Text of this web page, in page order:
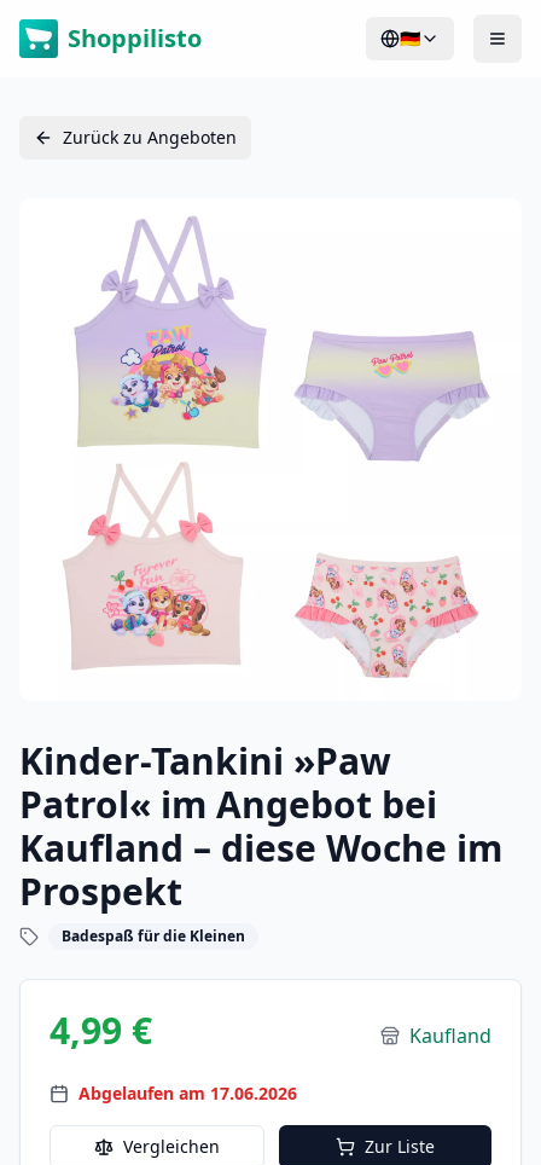
Shoppilisto 🇩🇪
Zurück zu Angeboten
Kinder-Tankini »Paw
Patrol« im Angebot bei
Kaufland – diese Woche im
Prospekt
Badespaß für die Kleinen
4,99 € Kaufland
Abgelaufen am 17.06.2026
Vergleichen Zur Liste